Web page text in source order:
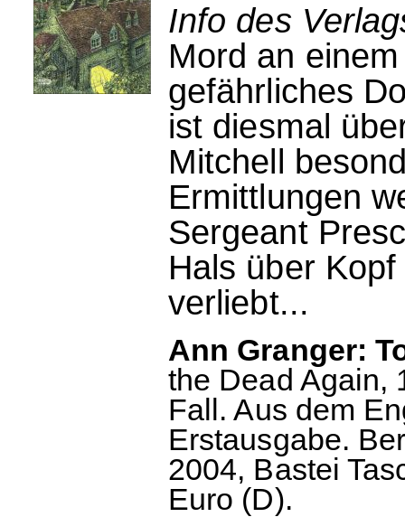
Info des
Mord an
gefährliches
ist diesmal
Mitchell
Ermittlungen
Sergeant
Hals über
verliebt...
Ann Granger:
the Dead Again,
Fall. Aus dem
Erstausgabe.
2004, Bastei
Euro (D).